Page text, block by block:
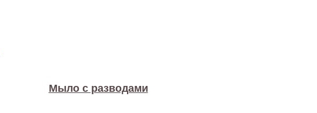
Мыло с разводами